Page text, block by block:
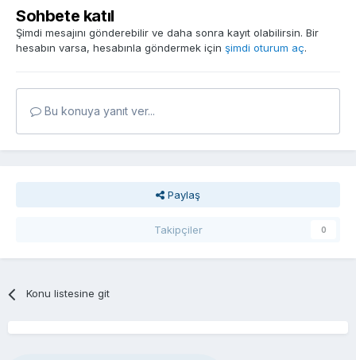
Sohbete katıl
Şimdi mesajını gönderebilir ve daha sonra kayıt olabilirsin. Bir
hesabın varsa, hesabınla göndermek için şimdi oturum aç.
Bu konuya yanıt ver...
Paylaş
Takipçiler 0
Konu listesine git